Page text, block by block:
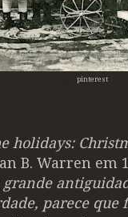
pinterest
holidays:
B. Warren em
parece